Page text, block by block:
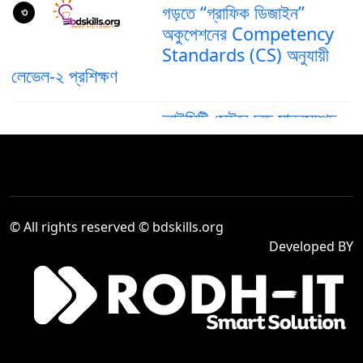
গড়তে “গ্রাফিক ডিজাইন”
অকুপেশনের Competency
Standards (CS) অনুযায়ী
লেভেল-২ প্রশিক্ষণ
৩
আইসিটি সেক্টরে দক্ষ মানবসম্পদ
গড়ে তুলতে ‘গ্রাফিক ডিজাইন’
৪
দক্ষ মানবসম্পদ তৈরিতে আইসিটি
সেক্টরে “Computer
প্রশিক্ষণের গুরুত্ব বৃদ্ধি
Venue Cashier,
© All rights reserved © bdskills.org
Developed BY